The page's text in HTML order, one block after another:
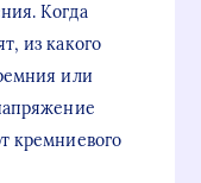
Когда
из какого
или
кремниевого